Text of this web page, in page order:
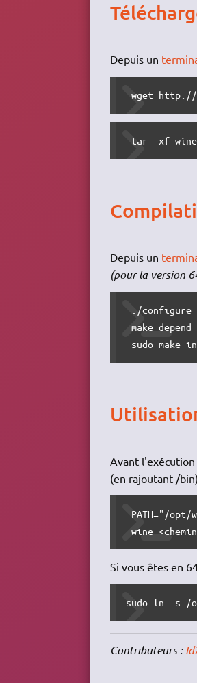
Depuis un
wget http://
tar -xf
Depuis un
(pour la version
./configure
make depend
sudo make
Avant
(en rajoutant /bin).
PATH="/opt/
wine
Si vous êtes en
sudo ln -s /
Contributeurs :